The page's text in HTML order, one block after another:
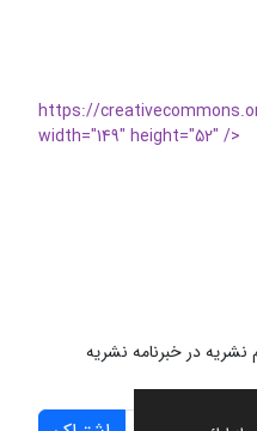
https://
width="149" height="52" />
نشریه در خبرنامه نشریه